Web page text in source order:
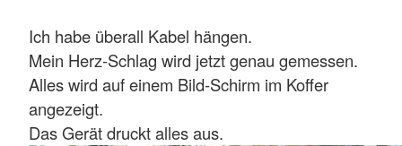
Ich habe überall Kabel hängen.
Mein Herz-Schlag wird jetzt genau gemessen.
Alles wird auf einem Bild-Schirm im Koffer
angezeigt.
Das Gerät druckt alles aus.